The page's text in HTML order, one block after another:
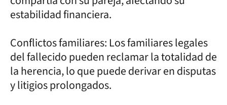
estabilidad financiera.
Conflictos familiares: Los familiares legales
del fallecido pueden reclamar la totalidad de
la herencia, lo que puede derivar en disputas
y litigios prolongados.